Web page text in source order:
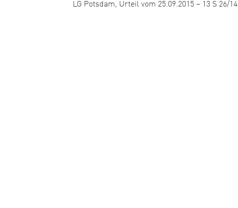
LG Potsdam, Urteil vom 25.09.2015 – 13 S 26/14